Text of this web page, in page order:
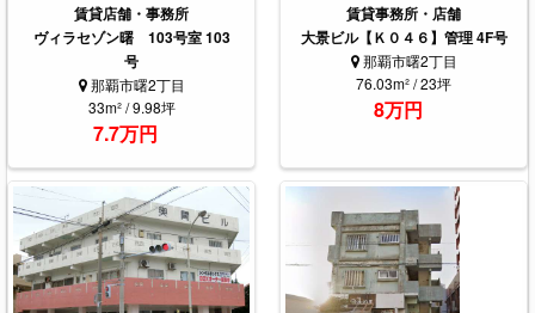
賃貸店舗・事務所
ヴィラセゾン曙 103号室 103
号
那覇市曙2丁目
33m² / 9.98坪
7.7万円
賃貸事務所・店舗
大景ビル【Ｋ０４６】管理 4F号
那覇市曙2丁目
76.03m² / 23坪
8万円